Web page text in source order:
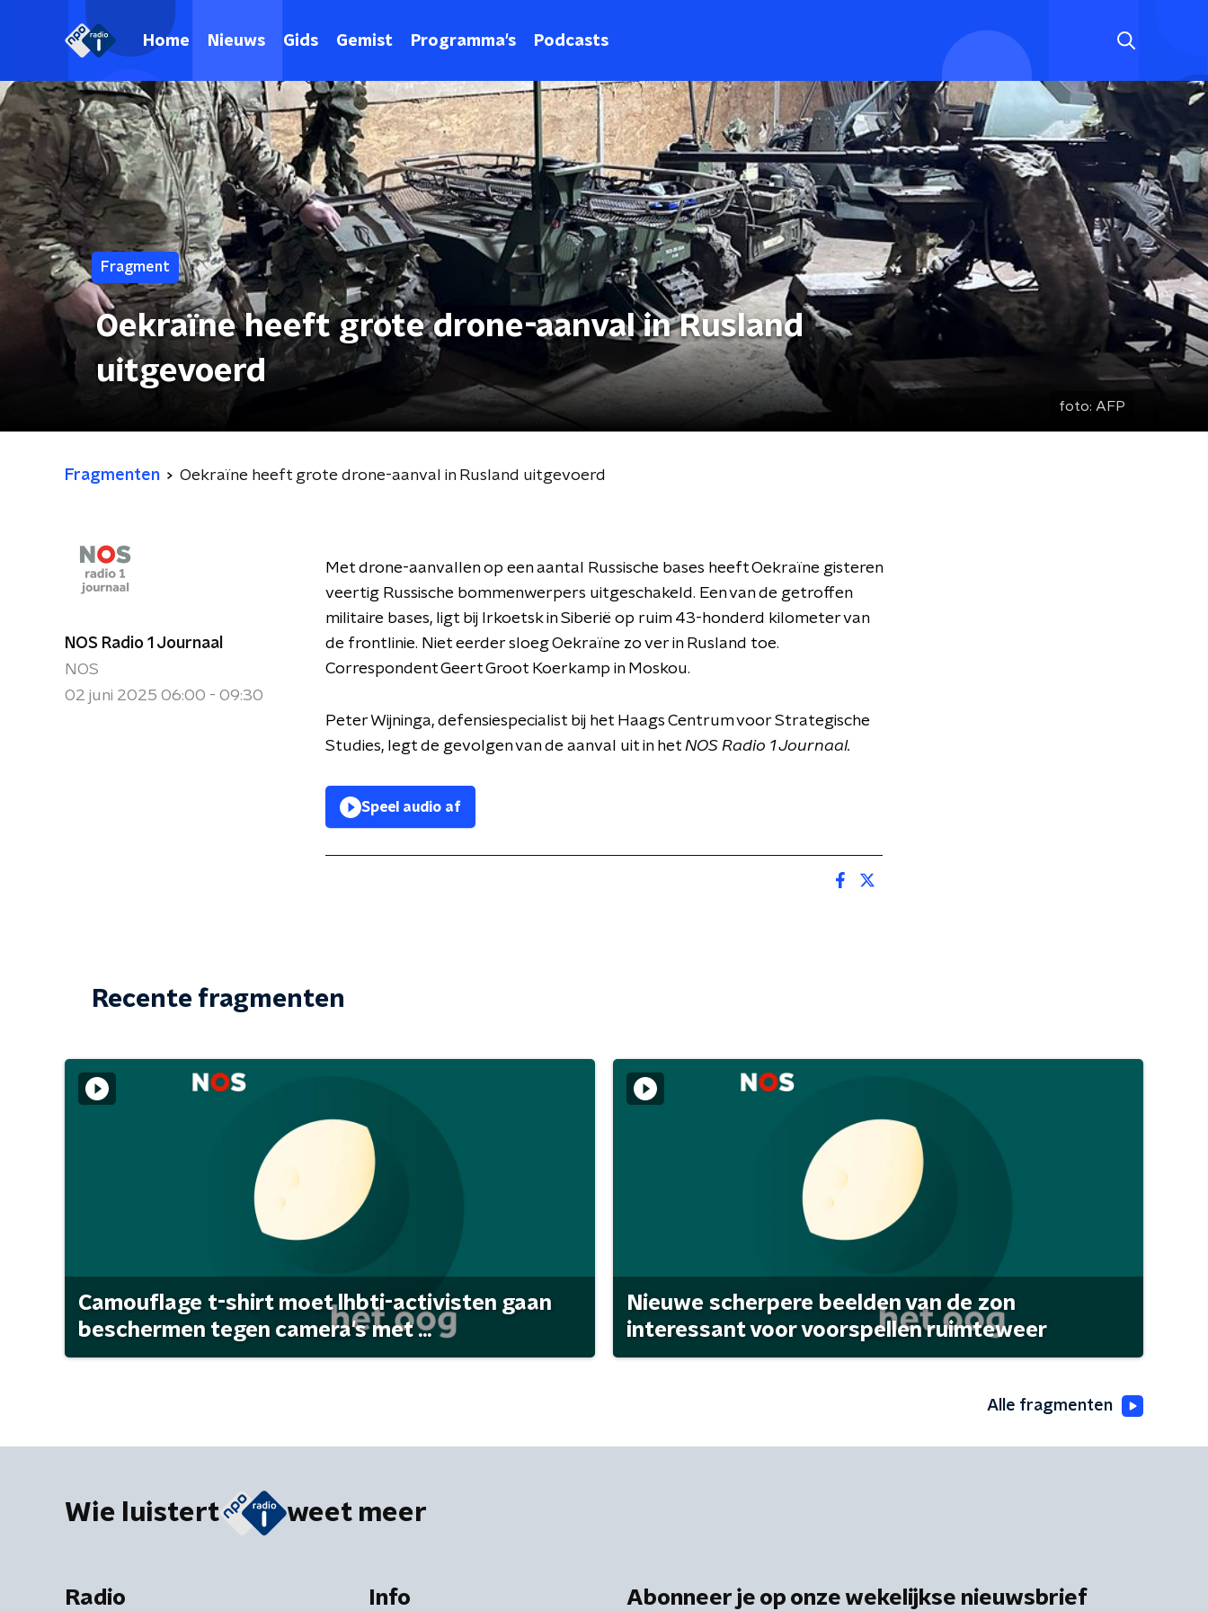
Home Nieuws Gids Gemist Programma's Podcasts
Fragment
Oekraïne heeft grote drone-aanval in Rusland
uitgevoerd
foto: AFP
Fragmenten Oekraïne heeft grote drone-aanval in Rusland uitgevoerd
NOS Radio 1 Journaal
NOS
02 juni 2025 06:00 - 09:30
Met drone-aanvallen op een aantal Russische bases heeft Oekraïne gisteren
veertig Russische bommenwerpers uitgeschakeld. Een van de getroffen
militaire bases, ligt bij Irkoetsk in Siberië op ruim 43-honderd kilometer van
de frontlinie. Niet eerder sloeg Oekraïne zo ver in Rusland toe.
Correspondent Geert Groot Koerkamp in Moskou.
Peter Wijninga, defensiespecialist bij het Haags Centrum voor Strategische
Studies, legt de gevolgen van de aanval uit in het NOS Radio 1 Journaal.
Speel audio af
Recente fragmenten
Camouflage t-shirt moet lhbti-activisten gaan
beschermen tegen camera's met ...
Nieuwe scherpere beelden van de zon
interessant voor voorspellen ruimteweer
Alle fragmenten
Wie luistert weet meer
Radio Info Abonneer je op onze wekelijkse nieuwsbrief